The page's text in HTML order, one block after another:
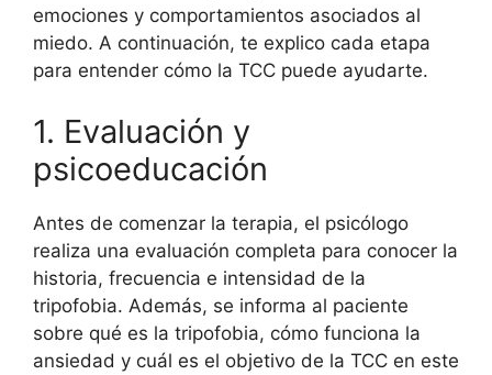
emociones y comportamientos asociados al
miedo. A continuación, te explico cada etapa
para entender cómo la TCC puede ayudarte.
1. Evaluación y
psicoeducación
Antes de comenzar la terapia, el psicólogo
realiza una evaluación completa para conocer la
historia, frecuencia e intensidad de la
tripofobia. Además, se informa al paciente
sobre qué es la tripofobia, cómo funciona la
ansiedad y cuál es el objetivo de la TCC en este